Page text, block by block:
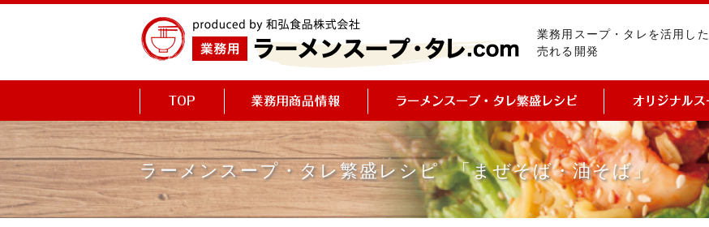
業務用スープ・タレを活用した
売れる開発
ラーメンスープ・タレ繁盛レシピ 「まぜそば・油そば」